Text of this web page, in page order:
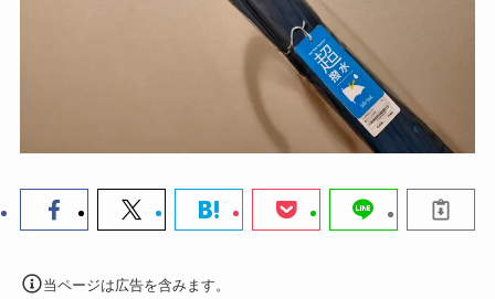
当ページは広告を含みます。